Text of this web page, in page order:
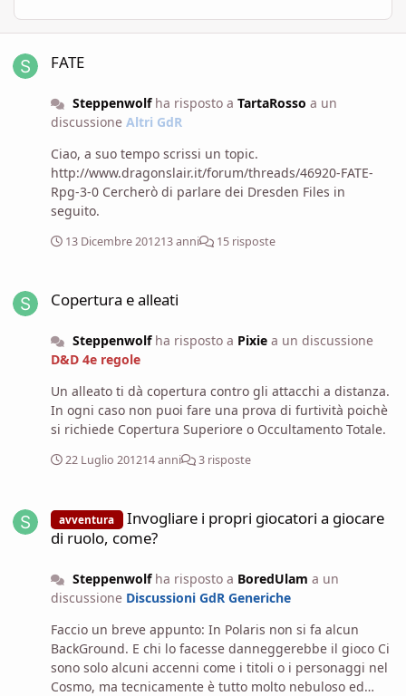
FATE
Steppenwolfha risposto a TartaRosso a un
discussione Altri GdR
Ciao, a suo tempo scrissi un topic.
http://www.dragonslair.it/forum/threads/46920-FATE-
Rpg-3-0 Cercherò di parlare dei Dresden Files in
seguito.
13 Dicembre 201213 anni 15 risposte
Copertura e alleati
Steppenwolfha risposto a Pixiea un discussione
D&D 4e regole
Un alleato ti dà copertura contro gli attacchi a distanza.
In ogni caso non puoi fare una prova di furtività poichè
si richiede Copertura Superiore o Occultamento Totale.
22 Luglio 201214 anni 3 risposte
avventura
Invogliare i propri giocatori a giocare
di ruolo, come?
Steppenwolfha risposto a BoredUlam a un
discussione Discussioni GdR Generiche
Faccio un breve appunto: In Polaris non si fa alcun
BackGround. E chi lo facesse danneggerebbe il gioco Ci
sono solo alcuni accenni come i titoli o i personaggi nel
Cosmo, ma tecnicamente è tutto molto nebuloso ed